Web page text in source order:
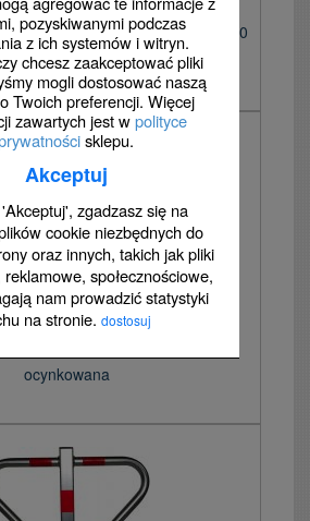
pozyskiwanymi podczas
z ich systemów i witryn.
chcesz zaakceptować pliki
mogli dostosować naszą
Twoich preferencji. Więcej
zawartych jest wpolityce
sklepu.
Akceptuj
zgadzasz się na
cookie niezbędnych do
oraz innych, takich jak pliki
społecznościowe,
nam prowadzić statystyki
na stronie.dostosuj
na kłódkę - Słupek blokujący 60
cm, ocynkowana
ocynkowana